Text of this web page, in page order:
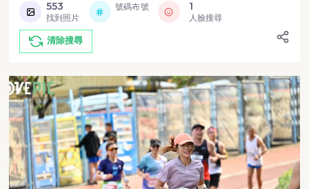
553
找到照片
號碼布號 1
人臉搜尋
清除搜尋